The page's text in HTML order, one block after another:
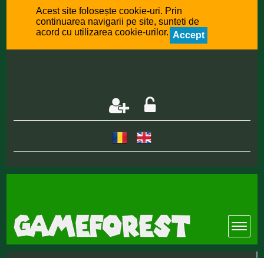
Acest site folosește cookie-uri. Prin
continuarea navigarii pe site, sunteti de
acord cu utilizarea cookie-urilor. Accept